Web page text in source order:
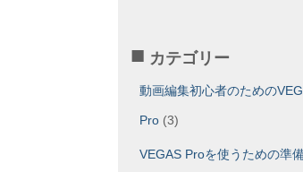
カテゴリー
動画編集初心者のための
Pro(3)
VEGAS Proを使うための準